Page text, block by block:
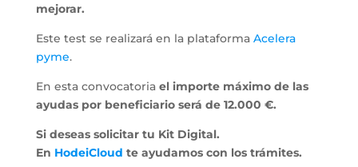
mejorar.
Este test se realizará en la plataforma Acelera
pyme.
En esta convocatoria el importe máximo de las
ayudas por beneficiario será de 12.000 €.
Si deseas solicitar tu Kit Digital.
En HodeiCloud te ayudamos con los trámites.